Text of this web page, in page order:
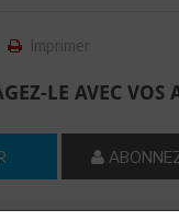
Imprimer
LE AVEC VOS